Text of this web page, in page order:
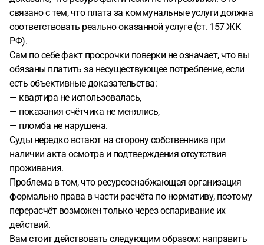
связано с тем, что плата за коммунальные услуги должна
соответствовать реально оказанной услуге (ст. 157 ЖК
РФ).
Сам по себе факт просрочки поверки не означает, что вы
обязаны платить за несуществующее потребление, если
есть объективные доказательства:
— квартира не использовалась,
— показания счётчика не менялись,
— пломба не нарушена.
Суды нередко встают на сторону собственника при
наличии акта осмотра и подтверждения отсутствия
проживания.
Проблема в том, что ресурсоснабжающая организация
формально права в части расчёта по нормативу, поэтому
перерасчёт возможен только через оспаривание их
действий.
Вам стоит действовать следующим образом: направить